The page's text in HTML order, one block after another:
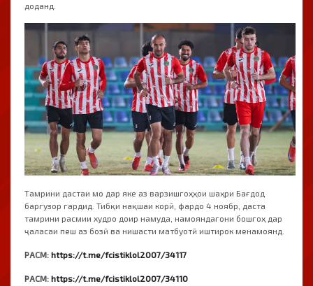
доданд.
Тамрини дастаи мо дар яке аз варзишгоҳҳои шаҳри Бағдод
баргузор гардид. Тибқи нақшаи корӣ, фардо 4 ноябр, даста
тамрини расмии худро доир намуда, намояндагони бошгоҳ дар
ҷаласаи пеш аз бозӣ ва нишасти матбуотӣ иштирок менамоянд.
РАСМ: https://t.me/fcistiklol2007/34117
РАСМ: https://t.me/fcistiklol2007/34110